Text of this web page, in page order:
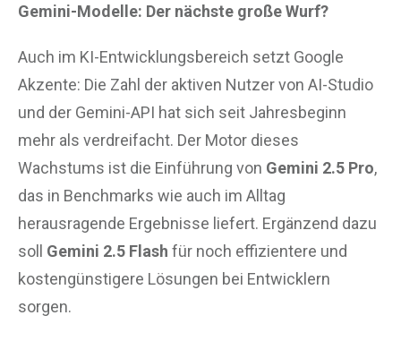
Gemini-Modelle: Der nächste große Wurf?
Auch im KI-Entwicklungsbereich setzt Google
Akzente: Die Zahl der aktiven Nutzer von AI-Studio
und der Gemini-API hat sich seit Jahresbeginn
mehr als verdreifacht. Der Motor dieses
Wachstums ist die Einführung von Gemini 2.5 Pro,
das in Benchmarks wie auch im Alltag
herausragende Ergebnisse liefert. Ergänzend dazu
soll Gemini 2.5 Flash für noch effizientere und
kostengünstigere Lösungen bei Entwicklern
sorgen.